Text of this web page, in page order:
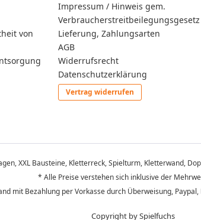
von
Impressum / Hinweis gem.
Verbraucherstreitbeilegungsgesetz
Lieferung, Zahlungsarten
AGB
Widerrufsrecht
Datenschutzerklärung
Vertrag widerrufen
XXL Bausteine, Kletterreck, Spielturm, Kletterwand,
* Alle Preise verstehen sich inklusive der
mit Bezahlung per Vorkasse durch Überweisung,
Copyright by Spielfuchs